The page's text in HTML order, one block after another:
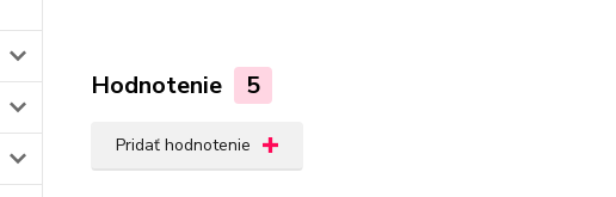
Hodnotenie 5
Pridať hodnotenie